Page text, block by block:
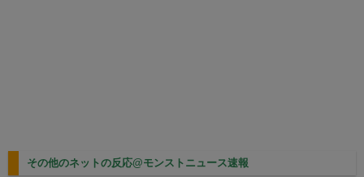
その他のネットの反応@モンストニュース速報